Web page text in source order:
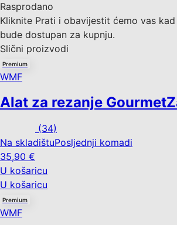
Rasprodano
Kliknite Prati i obavijestit ćemo vas
bude dostupan za kupnju.
Slični proizvodi
Premium
WMF
Alat za rezanje Gourmet
(34)
Na skladištuPosljednji komadi
35,90 €
U košaricu
U košaricu
Premium
WMF